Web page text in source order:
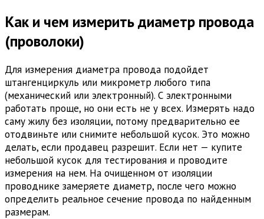
Как и чем измерить диаметр провода
(проволоки)
Для измерения диаметра провода подойдет
штангенциркуль или микрометр любого типа
(механический или электронный). С электронными
работать проще, но они есть не у всех. Измерять надо
саму жилу без изоляции, потому предварительно ее
отодвиньте или снимите небольшой кусок. Это можно
делать, если продавец разрешит. Если нет — купите
небольшой кусок для тестирования и проводите
измерения на нем. На очищенном от изоляции
проводнике замеряете диаметр, после чего можно
определить реальное сечение провода по найденным
размерам.